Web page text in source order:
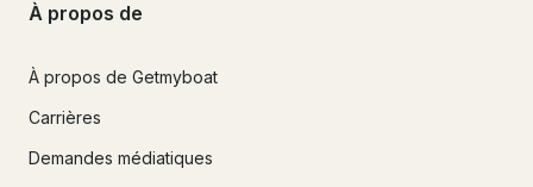
À propos de
À propos de Getmyboat
Carrières
Demandes médiatiques